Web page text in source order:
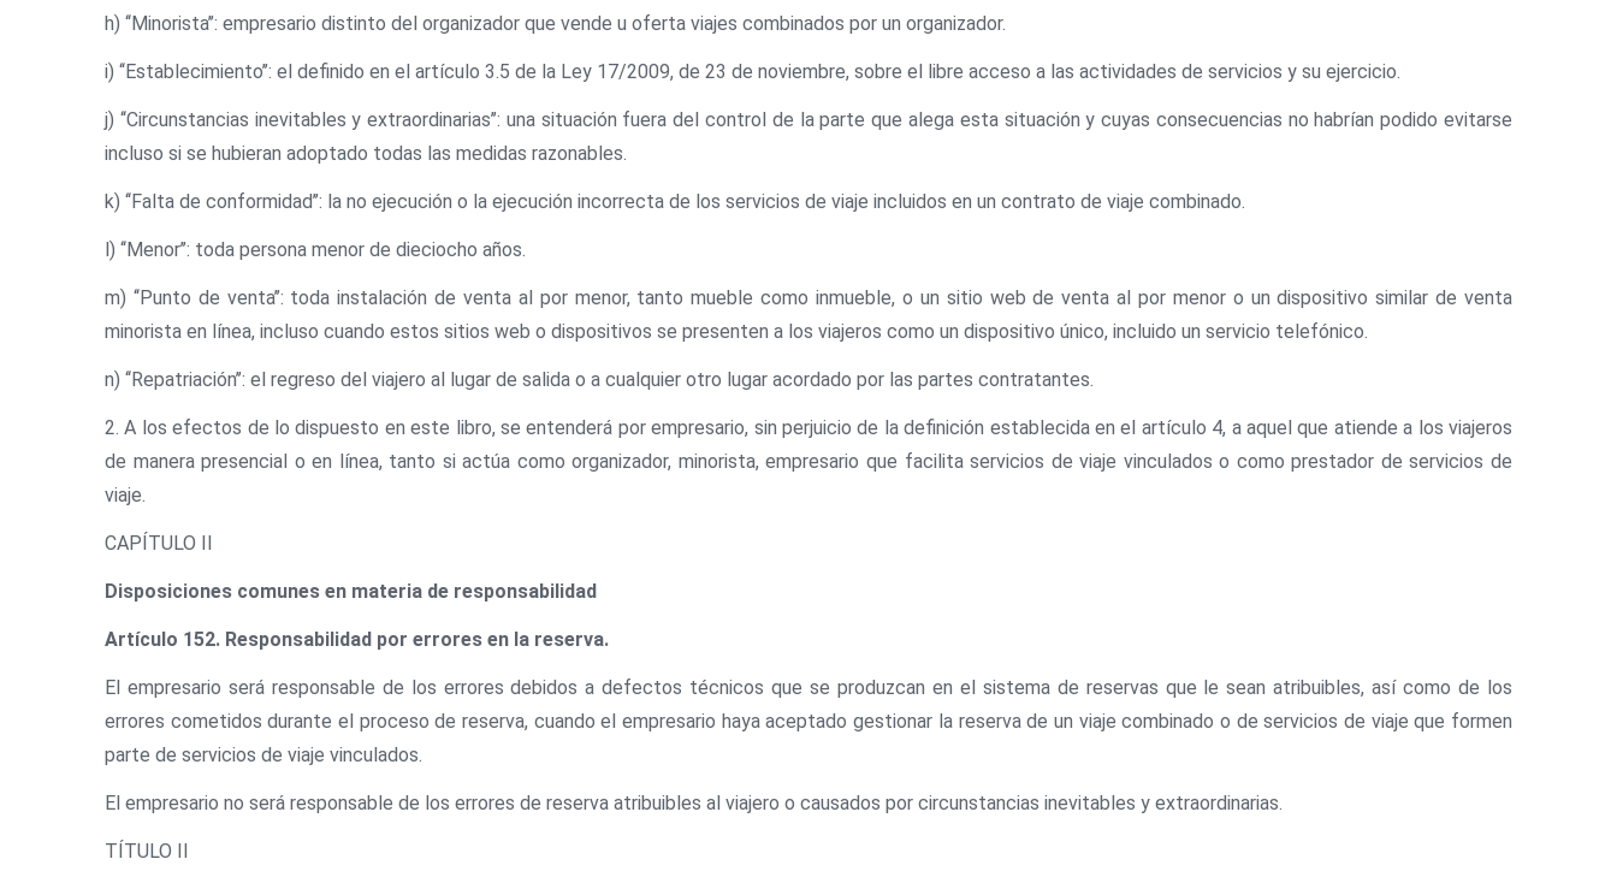
h) ‘‘Minorista’’: empresario distinto del organizador que vende u oferta viajes combinados por un organizador.
i) ‘‘Establecimiento’’: el definido en el artículo 3.5 de la Ley 17/2009, de 23 de noviembre, sobre el libre acceso a las actividades de servicios y su ejercicio.
j) ‘‘Circunstancias inevitables y extraordinarias’’: una situación fuera del control de la parte que alega esta situación y cuyas consecuencias no habrían podido evitarse
incluso si se hubieran adoptado todas las medidas razonables.
k) ‘‘Falta de conformidad’’: la no ejecución o la ejecución incorrecta de los servicios de viaje incluidos en un contrato de viaje combinado.
l) ‘‘Menor’’: toda persona menor de dieciocho años.
m) ‘‘Punto de venta’’: toda instalación de venta al por menor, tanto mueble como inmueble, o un sitio web de venta al por menor o un dispositivo similar de venta
minorista en línea, incluso cuando estos sitios web o dispositivos se presenten a los viajeros como un dispositivo único, incluido un servicio telefónico.
n) ‘‘Repatriación’’: el regreso del viajero al lugar de salida o a cualquier otro lugar acordado por las partes contratantes.
2. A los efectos de lo dispuesto en este libro, se entenderá por empresario, sin perjuicio de la definición establecida en el artículo 4, a aquel que atiende a los viajeros
de manera presencial o en línea, tanto si actúa como organizador, minorista, empresario que facilita servicios de viaje vinculados o como prestador de servicios de
viaje.
CAPÍTULO II
Disposiciones comunes en materia de responsabilidad
Artículo 152. Responsabilidad por errores en la reserva.
El empresario será responsable de los errores debidos a defectos técnicos que se produzcan en el sistema de reservas que le sean atribuibles, así como de los
errores cometidos durante el proceso de reserva, cuando el empresario haya aceptado gestionar la reserva de un viaje combinado o de servicios de viaje que formen
parte de servicios de viaje vinculados.
El empresario no será responsable de los errores de reserva atribuibles al viajero o causados por circunstancias inevitables y extraordinarias.
TÍTULO II